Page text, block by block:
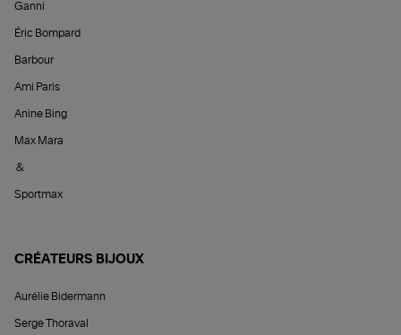
Ganni
Éric Bompard
Barbour
Ami Paris
Anine Bing
Max Mara
&
Sportmax
CRÉATEURS BIJOUX
Aurélie Bidermann
Serge Thoraval